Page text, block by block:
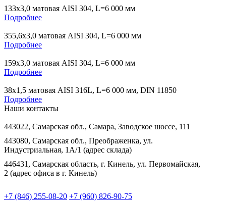
133х3,0 матовая AISI 304, L=6 000 мм
Подробнее
355,6х3,0 матовая AISI 304, L=6 000 мм
Подробнее
159х3,0 матовая AISI 304, L=6 000 мм
Подробнее
38х1,5 матовая AISI 316L, L=6 000 мм, DIN 11850
Подробнее
Наши контакты
443022, Самарская обл., Самара, Заводское шоссе, 111
443080, Самарская обл., Преображенка, ул.
Индустриальная, 1А/1 (адрес склада)
446431, Самарская область, г. Кинель, ул. Первомайская,
2 (адрес офиса в г. Кинель)
+7 (846) 255-08-20 +7 (960) 826-90-75